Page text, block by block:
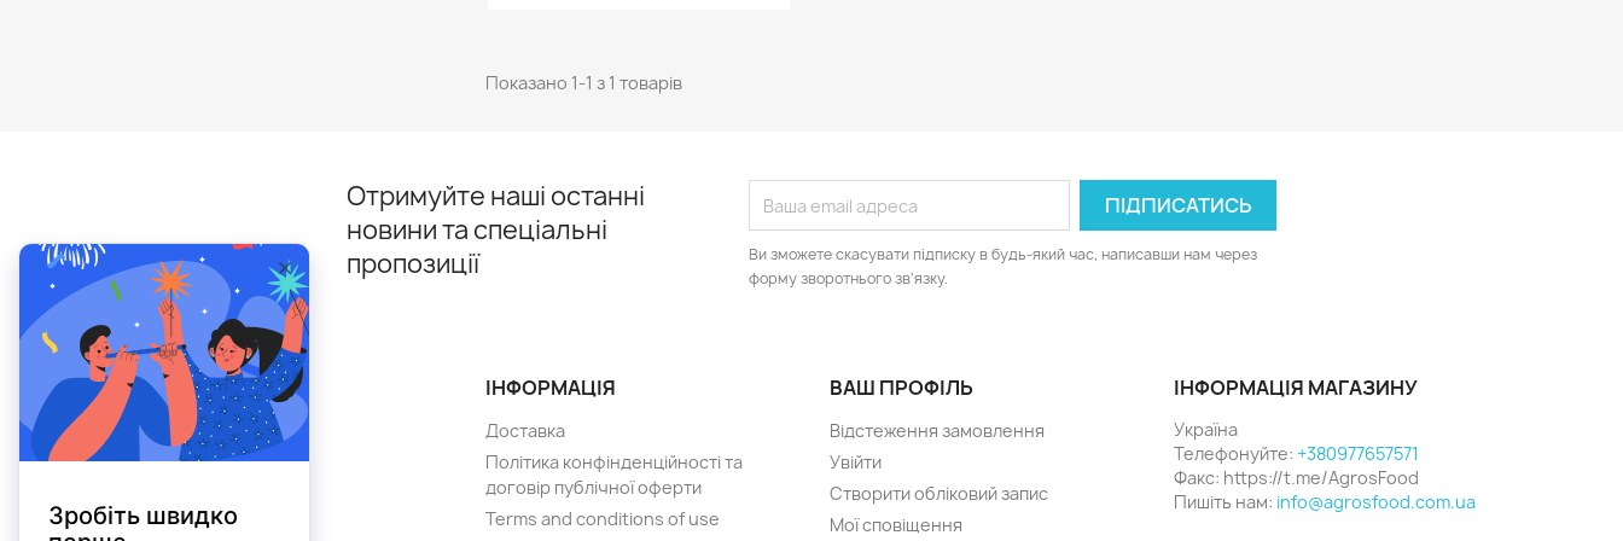
Показано 1-1 з 1 товарів
Отримуйте наші останні
новини та спеціальні
пропозиції
Ви зможете скасувати підписку в будь-який час, написавши нам через
форму зворотнього зв'язку.
ТОВАРИ
Розпродаж
Нові товари
ІНФОРМАЦІЯ
Доставка
Політика конфінденційності та
договір публічної оферти
Terms and conditions of use
ВАШ ПРОФІЛЬ
Відстеження замовлення
Увійти
Створити обліковий запис
Мої сповіщення
ІНФОРМАЦІЯ МАГАЗИНУ
Україна
Телефонуйте: +380977657571
Факс: https://t.me/AgrosFood
Пишіть нам: info@agrosfood.com.ua